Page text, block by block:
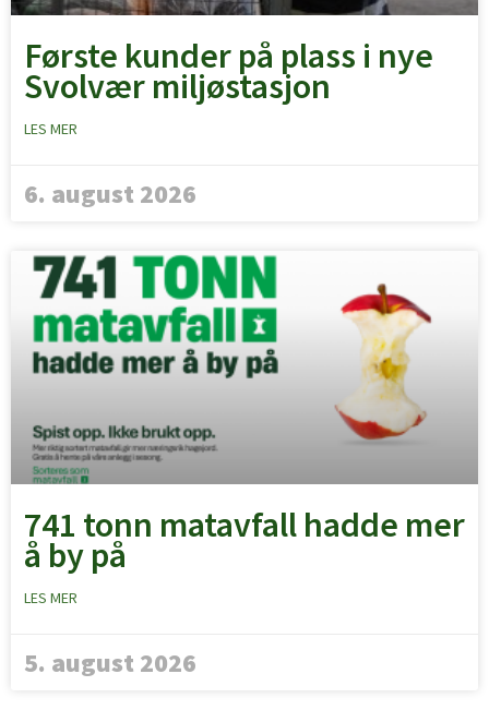
Første kunder på plass i nye
Svolvær miljøstasjon
LES MER
6. august 2026
741 tonn matavfall hadde mer
å by på
LES MER
5. august 2026